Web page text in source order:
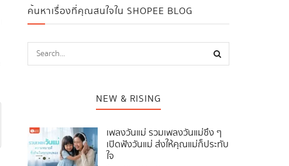
ค้นหาเรื่องที่คุณสนใจใน SHOPEE BLOG
NEW & RISING
เพลงวันแม่ รวมเพลงวันแม่ซึ้ง ๆ
เปิดฟังวันแม่ ส่งให้คุณแม่ก็ประทับ
ใจ